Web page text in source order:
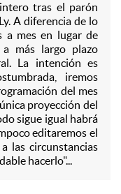
tras el parón
A diferencia de lo
a mes en lugar de
más largo plazo
La intención es
iremos
del mes
proyección del
sigue igual habrá
editaremos el
las circunstancias
hacerlo"...